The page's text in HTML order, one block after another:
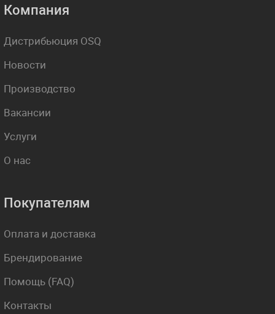
Компания
Дистрибьюция OSQ
Новости
Производство
Вакансии
Услуги
О нас
Покупателям
Оплата и доставка
Брендирование
Помощь (FAQ)
Контакты